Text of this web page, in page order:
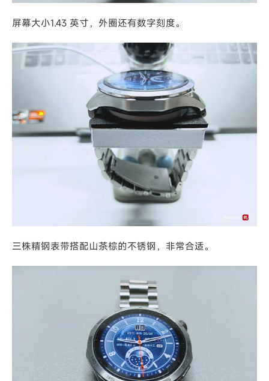
屏幕大小1.43 英寸，外圈还有数字刻度。
三株精钢表带搭配山茶棕的不锈钢，非常合适。